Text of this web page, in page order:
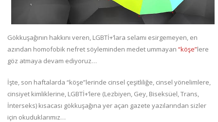
Gökkuşağının hakkını veren, LGBTİ+’lara selamı esirgemeyen, en
azından homofobik nefret söyleminden medet ummayan “köşe”lere
göz atmaya devam ediyoruz…
İşte, son haftalarda “köşe”lerinde cinsel çeşitliliğe, cinsel yönelimlere,
cinsiyet kimliklerine, LGBTİ+’lere (Lezbiyen, Gey, Biseksüel, Trans,
İnterseks) kısacası gökkuşağına yer açan gazete yazılarından sizler
için okuduklarımız…